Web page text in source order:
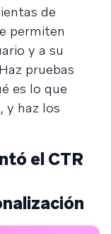
de
permiten
y a su
pruebas
es lo que
y haz los
el CTR